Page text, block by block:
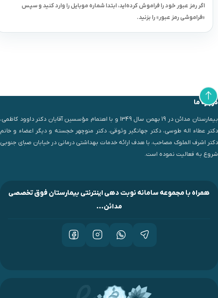
اگر رمز عبور خود را فراموش کرده‌اید، ابتدا شماره موبایل را وارد کنید و سپس
«فراموشی رمز عبور» را بزنید.
درباره ما
بیمارستان مدائن در 19 بهمن سال 1349 و با اهتمام مؤسسین آقایان دکتر داوود کاظمی،
دکتر عطاء اله طوسی، دکتر جهانگیر وثوقی، دکتر منوچهر خجسته و دیگر اعضاء و خانم
دکتر اشرف الملوک مصاحب، با هدف ارائه خدمات بهداشتی درمانی در خیابان صبای جنوبی
شروع به فعالیت نموده است.
همراه با مجموعه سامانه نوبت دهی اینترنتی بیمارستان فوق تخصصی
مدائن...